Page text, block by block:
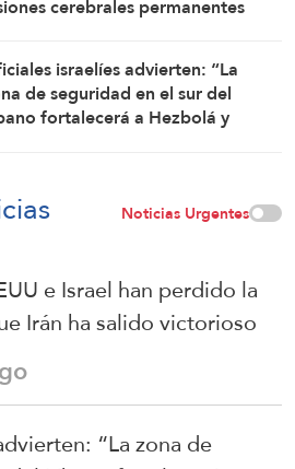
cerebrales permanentes
israelíes advierten: “La
de seguridad en el sur del
fortalecerá a Hezbolá y
Noticias Urgentes
e Israel han perdido la
Irán ha salido victorioso
“La zona de